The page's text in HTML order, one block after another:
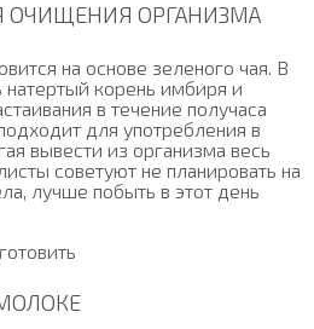
ОЧИЩЕНИЯ ОРГАНИЗМА
на основе зеленого чая. В
корень имбиря и
в течение получаса
для употребления в
вывести из организма весь
советуют не планировать на
лучше побыть в этот день